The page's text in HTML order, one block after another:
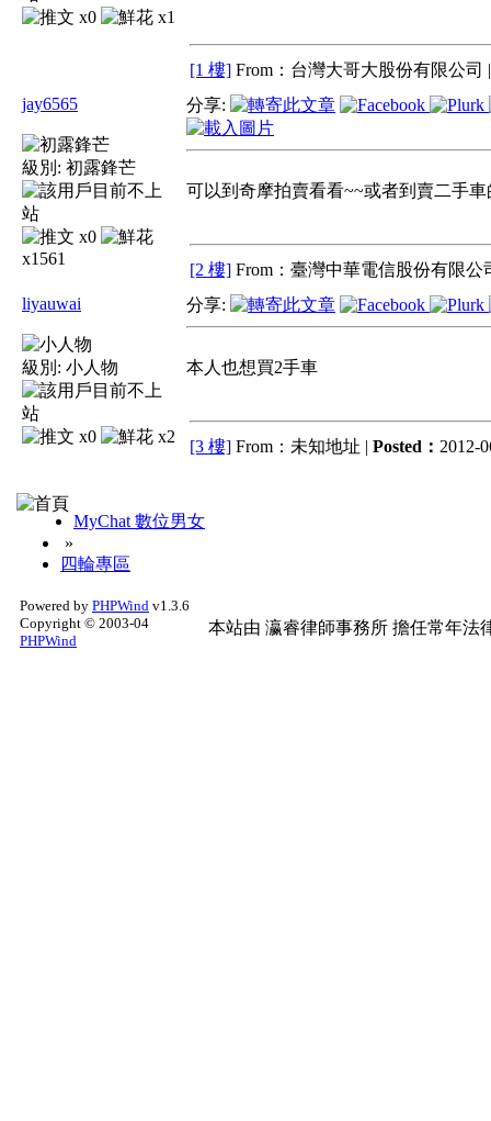
x0 x1
[1 樓] From：台灣大哥大股份有限公司
jay6565
級別: 初露鋒芒
x0
x1561
分享:
可以到奇摩拍賣看看~~或者到賣二手
[2 樓] From：臺灣中華電信股份有限公
liyauwai
級別: 小人物
x0 x2
分享:
本人也想買2手車
[3 樓] From：未知地址 | Posted： 2012-
MyChat 數位男女
»
四輪專區
Powered by PHPWind v1.3.6
Copyright © 2003-04
PHPWind
本站由 瀛睿律師事務所 擔任常年法